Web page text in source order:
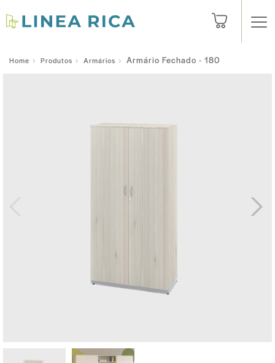
Home Produtos Armários Armário Fechado - 180